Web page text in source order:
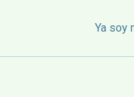
Ya soy